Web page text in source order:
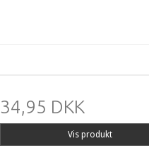
34,95 DKK
Vis produkt